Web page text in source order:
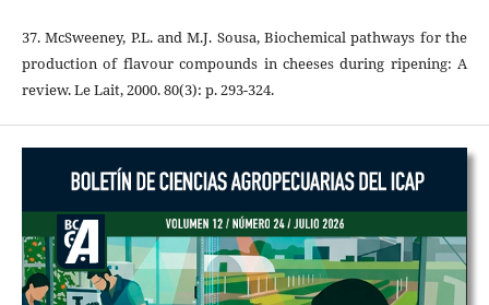
37. McSweeney, P.L. and M.J. Sousa, Biochemical pathways for the
production of flavour compounds in cheeses during ripening: A
review. Le Lait, 2000. 80(3): p. 293-324.